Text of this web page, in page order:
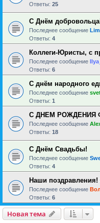
Ответы: 25
С Днём
Последнее сообщение
Ответы: 4
Коллеги-Юристы, с
Последнее сообщение
Ответы: 6
С днём народного
Последнее сообщение
Ответы: 1
С ДНЕМ РОЖДЕНИЯ
Последнее сообщение
Ответы: 18
С Днём Свадьбы!
Последнее сообщение
Ответы: 4
Наши
Последнее сообщение
Ответы: 6
Новая тема